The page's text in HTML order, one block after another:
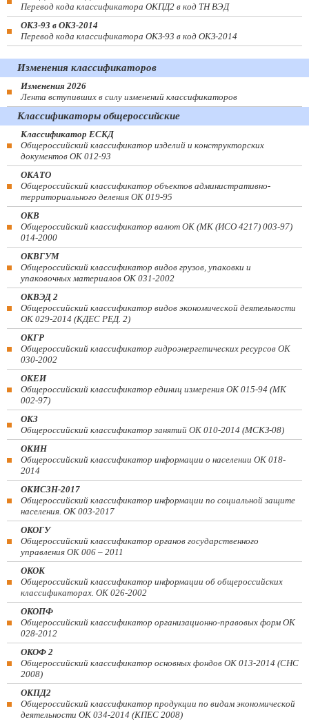
Перевод кода классификатора ОКПД2 в код ТН ВЭД
ОКЗ-93 в ОКЗ-2014
Перевод кода классификатора ОКЗ-93 в код ОКЗ-2014
Изменения классификаторов
Изменения 2026
Лента вступивших в силу изменений классификаторов
Классификаторы общероссийские
Классификатор ЕСКД
Общероссийский классификатор изделий и конструкторских
документов ОК 012-93
ОКАТО
Общероссийский классификатор объектов административно-
территориального деления ОК 019-95
ОКВ
Общероссийский классификатор валют ОК (МК (ИСО 4217) 003-97)
014-2000
ОКВГУМ
Общероссийский классификатор видов грузов, упаковки и
упаковочных материалов ОК 031-2002
ОКВЭД 2
Общероссийский классификатор видов экономической деятельности
ОК 029-2014 (КДЕС РЕД. 2)
ОКГР
Общероссийский классификатор гидроэнергетических ресурсов ОК
030-2002
ОКЕИ
Общероссийский классификатор единиц измерения ОК 015-94 (МК
002-97)
ОКЗ
Общероссийский классификатор занятий ОК 010-2014 (МСКЗ-08)
ОКИН
Общероссийский классификатор информации о населении ОК 018-
2014
ОКИСЗН-2017
Общероссийский классификатор информации по социальной защите
населения. ОК 003-2017
ОКОГУ
Общероссийский классификатор органов государственного
управления ОК 006 – 2011
ОКОК
Общероссийский классификатор информации об общероссийских
классификаторах. ОК 026-2002
ОКОПФ
Общероссийский классификатор организационно-правовых форм ОК
028-2012
ОКОФ 2
Общероссийский классификатор основных фондов ОК 013-2014 (СНС
2008)
ОКПД2
Общероссийский классификатор продукции по видам экономической
деятельности ОК 034-2014 (КПЕС 2008)